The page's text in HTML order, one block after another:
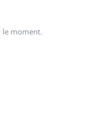
le moment.